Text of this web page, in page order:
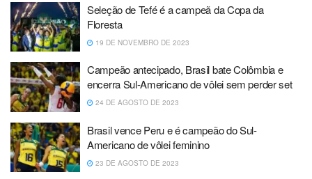
Seleção de Tefé é a campeã da Copa da
Floresta
19 DE NOVEMBRO DE 2023
Campeão antecipado, Brasil bate Colômbia e
encerra Sul-Americano de vôlei sem perder set
24 DE AGOSTO DE 2023
Brasil vence Peru e é campeão do Sul-
Americano de vôlei feminino
23 DE AGOSTO DE 2023